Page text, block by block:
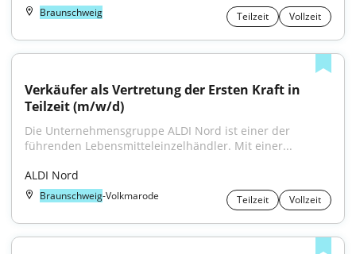
Braunschweig Teilzeit Vollzeit
Verkäufer als Vertretung der Ersten Kraft in
Teilzeit (m/w/d)
Die Unternehmensgruppe ALDI Nord ist einer der
führenden Lebensmitteleinzelhändler. Mit einer...
ALDI Nord
Braunschweig-Volkmarode Teilzeit Vollzeit